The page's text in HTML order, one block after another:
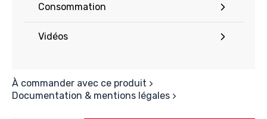
Consommation
Vidéos
À commander avec ce produit
Documentation & mentions légales